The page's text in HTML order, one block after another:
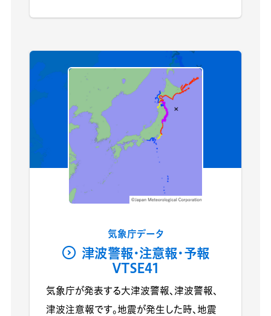
気象庁データ
津波警報・注意報・予報
VTSE41
気象庁が発表する大津波警報、津波警報、
津波注意報です。地震が発生した時、地震